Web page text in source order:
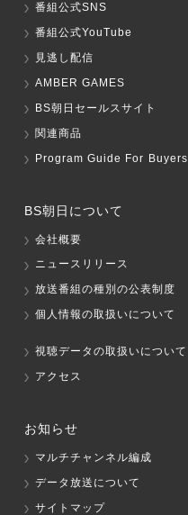
番組公式SNS
番組公式YouTube
見逃し配信
AMBER GAMES
BS朝日セールスサイト
関連商品
Program Guide For Buyers
BS朝日について
会社概要
ニュースリリース
放送番組の種別の公表制度
個人情報の取扱いについて
視聴データの取扱いについて
アクセス
お知らせ
マルチチャンネル編成
データ放送について
サイトマップ